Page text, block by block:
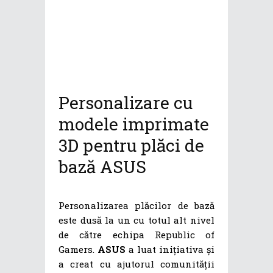
Personalizare cu
modele imprimate
3D pentru plăci de
bază ASUS
Personalizarea plăcilor de bază
este dusă la un cu totul alt nivel
de către echipa Republic of
Gamers. ASUS a luat inițiativa și
a creat cu ajutorul comunității